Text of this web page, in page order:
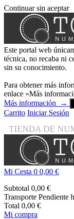
Continuar sin aceptar
Este portal web
técnica, no recaba ni
sin su conocimiento.
Para obtener más
enlace «Más
Más información
→
Carrito Iniciar Sesión
TIENDA DE
Mi Cesta 0 0,00 €
Subtotal 0,00 €
Transporte Pendiente
Total 0,00 €
Mi compra